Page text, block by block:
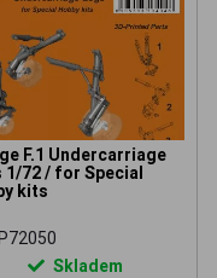
F.1 Undercarriage
1/72 / for Special
kits
Skladem